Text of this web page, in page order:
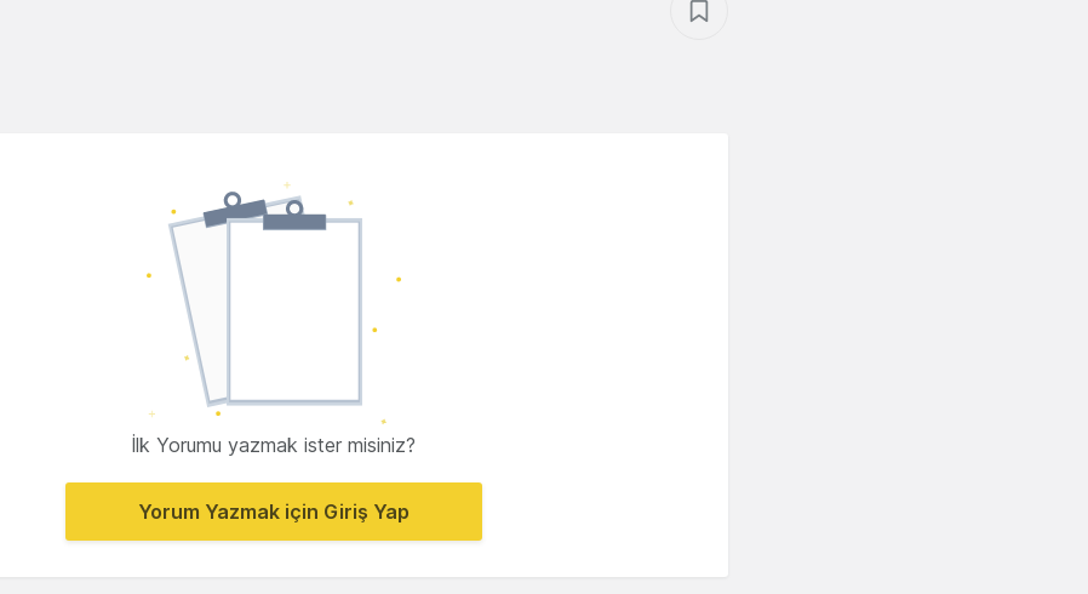
İlk Yorumu yazmak ister misiniz?
Yorum Yazmak için Giriş Yap